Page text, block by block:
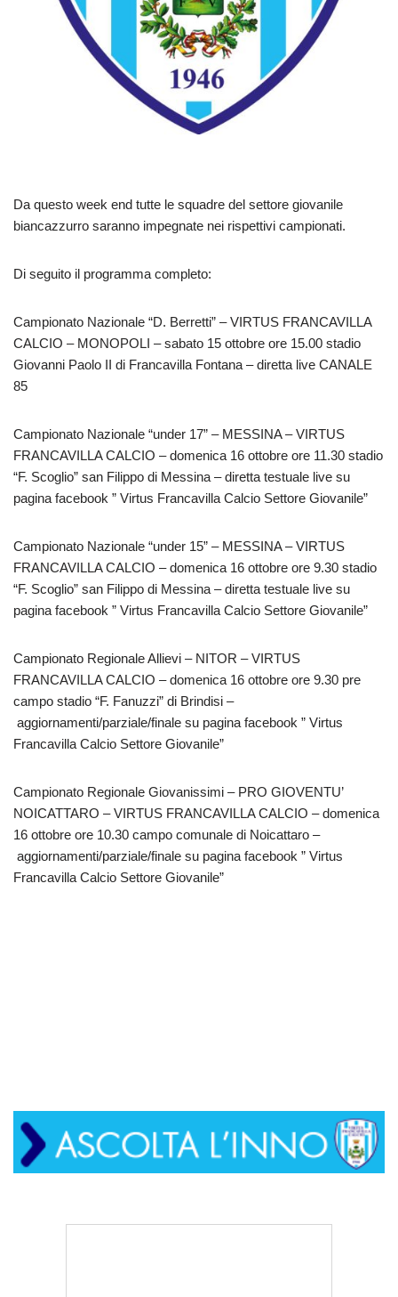
Da questo week end tutte le squadre del settore giovanile
biancazzurro saranno impegnate nei rispettivi campionati.
Di seguito il programma completo:
Campionato Nazionale “D. Berretti” – VIRTUS FRANCAVILLA
CALCIO – MONOPOLI – sabato 15 ottobre ore 15.00 stadio
Giovanni Paolo II di Francavilla Fontana – diretta live CANALE
85
Campionato Nazionale “under 17” – MESSINA – VIRTUS
FRANCAVILLA CALCIO – domenica 16 ottobre ore 11.30 stadio
“F. Scoglio” san Filippo di Messina – diretta testuale live su
pagina facebook ” Virtus Francavilla Calcio Settore Giovanile”
Campionato Nazionale “under 15” – MESSINA – VIRTUS
FRANCAVILLA CALCIO – domenica 16 ottobre ore 9.30 stadio
“F. Scoglio” san Filippo di Messina – diretta testuale live su
pagina facebook ” Virtus Francavilla Calcio Settore Giovanile”
Campionato Regionale Allievi – NITOR – VIRTUS
FRANCAVILLA CALCIO – domenica 16 ottobre ore 9.30 pre
campo stadio “F. Fanuzzi” di Brindisi –
aggiornamenti/parziale/finale su pagina facebook ” Virtus
Francavilla Calcio Settore Giovanile”
Campionato Regionale Giovanissimi – PRO GIOVENTU’
NOICATTARO – VIRTUS FRANCAVILLA CALCIO – domenica
16 ottobre ore 10.30 campo comunale di Noicattaro –
aggiornamenti/parziale/finale su pagina facebook ” Virtus
Francavilla Calcio Settore Giovanile”